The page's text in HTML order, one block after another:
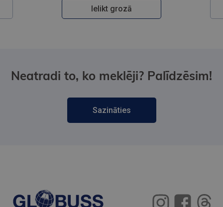
Ielikt grozā
Neatradi to, ko meklēji? Palīdzēsim!
Sazināties